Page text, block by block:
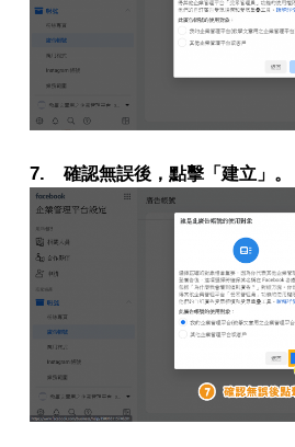
7. 確認無誤後，點擊「建立」。